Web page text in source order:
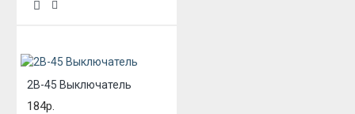
2В-45 Выключатель
184р.